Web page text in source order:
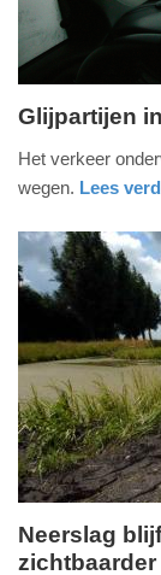
09:10
februari
2018
-
08:45
Update:
04-
2025
09:10
Glijpartijen
Het verkeer
wegen. Lees
donderdag,
Neerslag
zichtbaarder